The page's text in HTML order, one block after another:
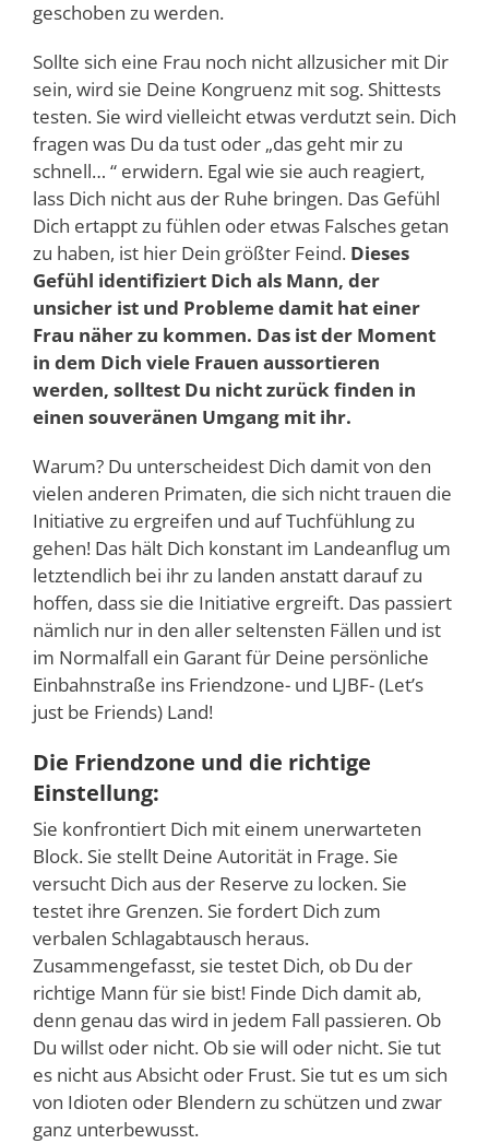
geschoben zu werden.
Sollte sich eine Frau noch nicht allzusicher mit Dir
sein, wird sie Deine Kongruenz mit sog. Shittests
testen. Sie wird vielleicht etwas verdutzt sein. Dich
fragen was Du da tust oder „das geht mir zu
schnell… “ erwidern. Egal wie sie auch reagiert,
lass Dich nicht aus der Ruhe bringen. Das Gefühl
Dich ertappt zu fühlen oder etwas Falsches getan
zu haben, ist hier Dein größter Feind. Dieses
Gefühl identifiziert Dich als Mann, der
unsicher ist und Probleme damit hat einer
Frau näher zu kommen. Das ist der Moment
in dem Dich viele Frauen aussortieren
werden, solltest Du nicht zurück finden in
einen souveränen Umgang mit ihr.
Warum? Du unterscheidest Dich damit von den
vielen anderen Primaten, die sich nicht trauen die
Initiative zu ergreifen und auf Tuchfühlung zu
gehen! Das hält Dich konstant im Landeanflug um
letztendlich bei ihr zu landen anstatt darauf zu
hoffen, dass sie die Initiative ergreift. Das passiert
nämlich nur in den aller seltensten Fällen und ist
im Normalfall ein Garant für Deine persönliche
Einbahnstraße ins Friendzone- und LJBF- (Let’s
just be Friends) Land!
Die Friendzone und die richtige
Einstellung:
Sie konfrontiert Dich mit einem unerwarteten
Block. Sie stellt Deine Autorität in Frage. Sie
versucht Dich aus der Reserve zu locken. Sie
testet ihre Grenzen. Sie fordert Dich zum
verbalen Schlagabtausch heraus.
Zusammengefasst, sie testet Dich, ob Du der
richtige Mann für sie bist! Finde Dich damit ab,
denn genau das wird in jedem Fall passieren. Ob
Du willst oder nicht. Ob sie will oder nicht. Sie tut
es nicht aus Absicht oder Frust. Sie tut es um sich
von Idioten oder Blendern zu schützen und zwar
ganz unterbewusst.